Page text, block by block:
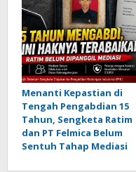
Menanti Kepastian di
Tengah Pengabdian 15
Tahun, Sengketa Ratim
dan PT Felmica Belum
Sentuh Tahap Mediasi